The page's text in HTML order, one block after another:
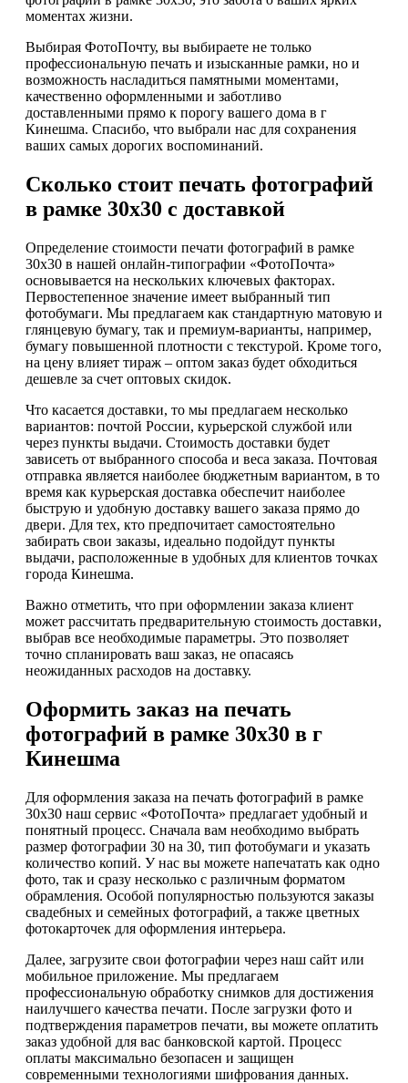
моментах жизни.
Выбирая ФотоПочту, вы выбираете не только
профессиональную печать и изысканные рамки, но и
возможность насладиться памятными моментами,
качественно оформленными и заботливо
доставленными прямо к порогу вашего дома в г
Кинешма. Спасибо, что выбрали нас для сохранения
ваших самых дорогих воспоминаний.
Сколько стоит печать фотографий
в рамке 30х30 с доставкой
Определение стоимости печати фотографий в рамке
30х30 в нашей онлайн-типографии «ФотоПочта»
основывается на нескольких ключевых факторах.
Первостепенное значение имеет выбранный тип
фотобумаги. Мы предлагаем как стандартную матовую и
глянцевую бумагу, так и премиум-варианты, например,
бумагу повышенной плотности с текстурой. Кроме того,
на цену влияет тираж – оптом заказ будет обходиться
дешевле за счет оптовых скидок.
Что касается доставки, то мы предлагаем несколько
вариантов: почтой России, курьерской службой или
через пункты выдачи. Стоимость доставки будет
зависеть от выбранного способа и веса заказа. Почтовая
отправка является наиболее бюджетным вариантом, в то
время как курьерская доставка обеспечит наиболее
быструю и удобную доставку вашего заказа прямо до
двери. Для тех, кто предпочитает самостоятельно
забирать свои заказы, идеально подойдут пункты
выдачи, расположенные в удобных для клиентов точках
города Кинешма.
Важно отметить, что при оформлении заказа клиент
может рассчитать предварительную стоимость доставки,
выбрав все необходимые параметры. Это позволяет
точно спланировать ваш заказ, не опасаясь
неожиданных расходов на доставку.
Оформить заказ на печать
фотографий в рамке 30х30 в г
Кинешма
Для оформления заказа на печать фотографий в рамке
30х30 наш сервис «ФотоПочта» предлагает удобный и
понятный процесс. Сначала вам необходимо выбрать
размер фотографии 30 на 30, тип фотобумаги и указать
количество копий. У нас вы можете напечатать как одно
фото, так и сразу несколько с различным форматом
обрамления. Особой популярностью пользуются заказы
свадебных и семейных фотографий, а также цветных
фотокарточек для оформления интерьера.
Далее, загрузите свои фотографии через наш сайт или
мобильное приложение. Мы предлагаем
профессиональную обработку снимков для достижения
наилучшего качества печати. После загрузки фото и
подтверждения параметров печати, вы можете оплатить
заказ удобной для вас банковской картой. Процесс
оплаты максимально безопасен и защищен
современными технологиями шифрования данных.